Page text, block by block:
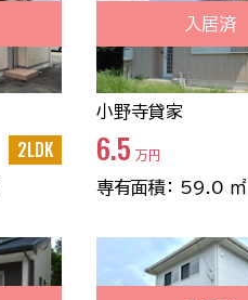
2LDK
入居済
小野寺貸家
6.5 万円
専有面積： 59.0 ㎡